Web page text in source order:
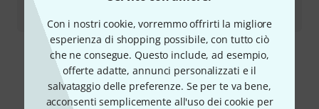
Con i nostri cookie, vorremmo offrirti la migliore
esperienza di shopping possibile, con tutto ciò
che ne consegue. Questo include, ad esempio,
offerte adatte, annunci personalizzati e il
salvataggio delle preferenze. Se per te va bene,
acconsenti semplicemente all'uso dei cookie per
Scopri di più